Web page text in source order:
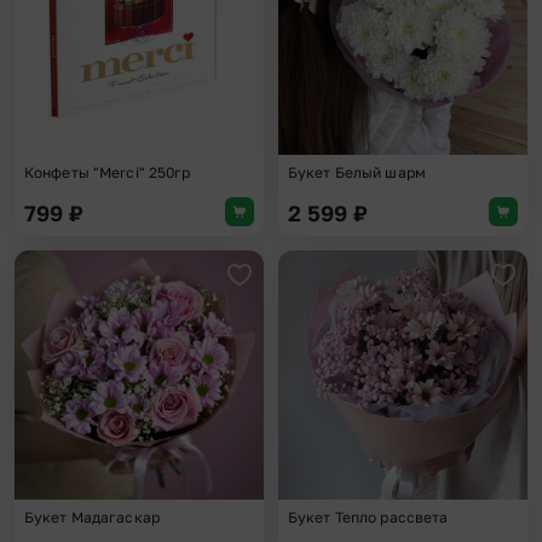
Конфеты "Merci" 250гр
799 ₽
Букет Белый шарм
2 599 ₽
Добавить в избранное
Букет Мадагаскар Букет Тепло рассвета